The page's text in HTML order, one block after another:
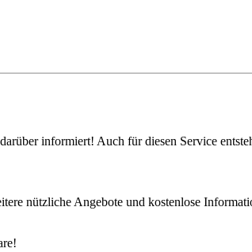
informiert! Auch für diesen Service
nützliche Angebote und kostenlose